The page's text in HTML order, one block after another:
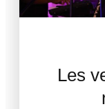
Les